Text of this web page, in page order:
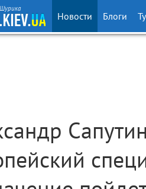
Новости Блоги